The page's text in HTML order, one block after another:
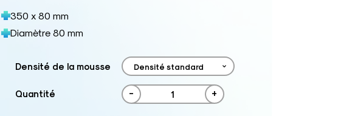
350 x 80 mm
Diamètre 80 mm
Densité de la mousse
Quantité - +